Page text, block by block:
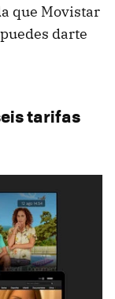
que Movistar
darte
tarifas